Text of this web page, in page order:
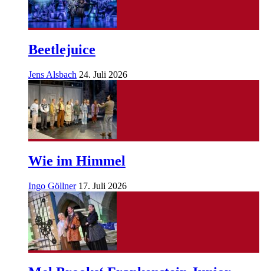
Beetlejuice
Jens Alsbach 24. Juli 2026
Wie im Himmel
Ingo Göllner 17. Juli 2026